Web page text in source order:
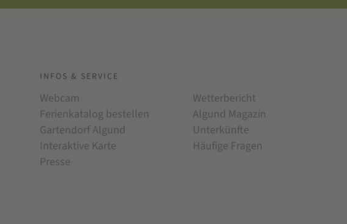
INFOS & SERVICE
Webcam
Wetterbericht
Ferienkatalog bestellen
Algund Magazin
Gartendorf Algund
Unterkünfte
Interaktive Karte
Häufige Fragen
Presse